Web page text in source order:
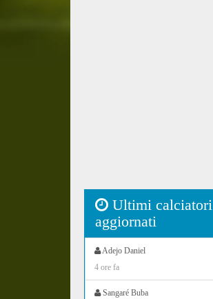
Ultimi calciatori
aggiornati
Adejo Daniel
4 ore fa
Sangaré Buba